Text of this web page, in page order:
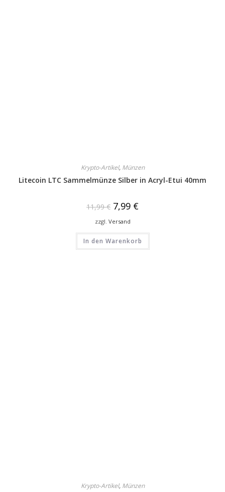
Krypto-Artikel, Münzen
Litecoin LTC Sammelmünze Silber in Acryl-Etui 40mm
11,99€ 7,99 €
zzgl. Versand
In den Warenkorb
Krypto-Artikel, Münzen